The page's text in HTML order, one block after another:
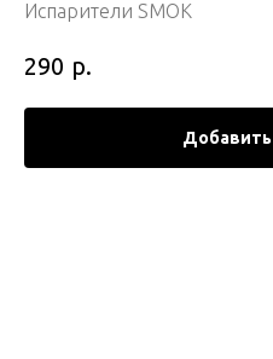
Испарители SMOK
290 р.
Добавить